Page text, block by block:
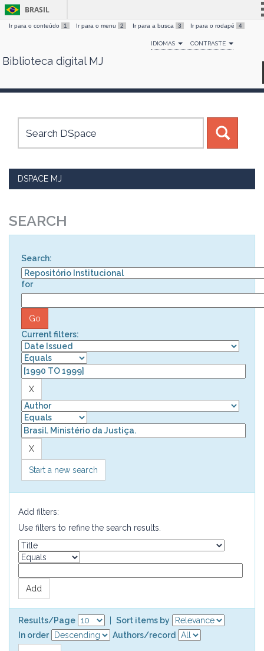
Skip
BRASIL
Simplifique!
Comunica BR
Canais
Ir para o conteúdo 1 Ir para o menu 2 Ir para a busca 3 Ir para o rodapé 4
IDIOMAS CONTRASTE
Biblioteca digital MJ
DSPACE MJ
SEARCH
Search:
for
Current filters:
Start a new search
Add filters:
Use filters to refine the search results.
Results/Page
Sort items by
In order
Authors/record